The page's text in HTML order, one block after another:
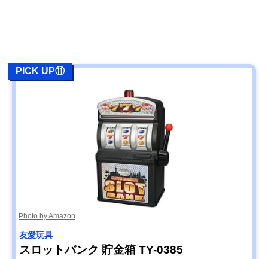
PICK UP⑪
Photo by Amazon
友愛玩具
スロットバンク 貯金箱 TY-0385